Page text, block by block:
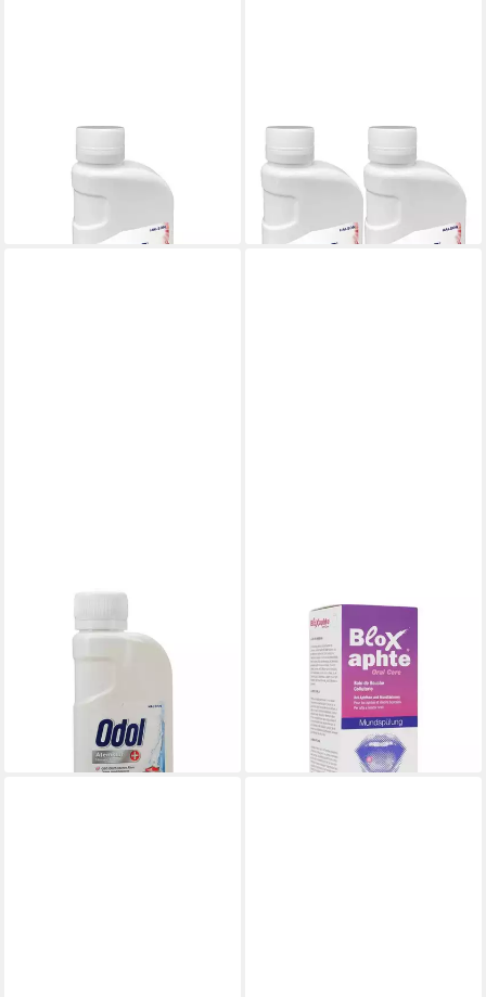
Mundspülung
(58,40 €/ 1 l)
lieferbar - in 3-4 Werktagen bei dir
ODOL
Mundspülung
14,60 €
(58,40 €/ 1 l)
lieferbar - in 3-4 Werktagen bei dir
Mundspülung MUNDWASSER
(94,32 €/ 1 l)
lieferbar - in 3-4 Werktagen bei dir
DR. GERHARD MANN
Mundspülung BLOXAPHTE
Oral Care Mundspülung, 100
14,89 €
(148,90 €/ 1 l)
lieferbar - in 3-4 Werktagen bei dir